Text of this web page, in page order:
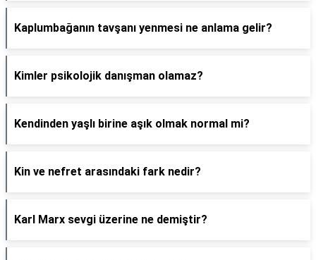
Kaplumbağanın tavşanı yenmesi ne anlama gelir?
Kimler psikolojik danışman olamaz?
Kendinden yaşlı birine aşık olmak normal mi?
Kin ve nefret arasındaki fark nedir?
Karl Marx sevgi üzerine ne demiştir?